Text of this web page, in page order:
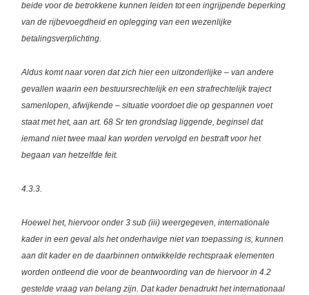
beide voor de betrokkene kunnen leiden tot een ingrijpende beperking
van de rijbevoegdheid en oplegging van een wezenlijke
betalingsverplichting.
Aldus komt naar voren dat zich hier een uitzonderlijke – van andere
gevallen waarin een bestuursrechtelijk en een strafrechtelijk traject
samenlopen, afwijkende – situatie voordoet die op gespannen voet
staat met het, aan art. 68 Sr ten grondslag liggende, beginsel dat
iemand niet twee maal kan worden vervolgd en bestraft voor het
begaan van hetzelfde feit.
4.3.3.
Hoewel het, hiervoor onder 3 sub (iii) weergegeven, internationale
kader in een geval als het onderhavige niet van toepassing is, kunnen
aan dit kader en de daarbinnen ontwikkelde rechtspraak elementen
worden ontleend die voor de beantwoording van de hiervoor in 4.2
gestelde vraag van belang zijn. Dat kader benadrukt het internationaal